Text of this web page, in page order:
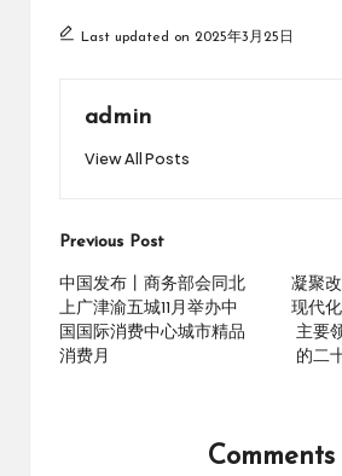
Last updated on 2025年3月25日
admin
View All Posts
Post
navigation
Previous Post
中国发布丨商务部会同北
上广津渝五城11月举办中
国国际消费中心城市精品
消费月
凝聚
现代
主要
的二
Comments